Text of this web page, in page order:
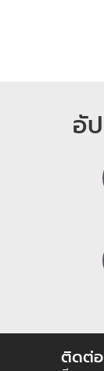
อั
ติดต่อ